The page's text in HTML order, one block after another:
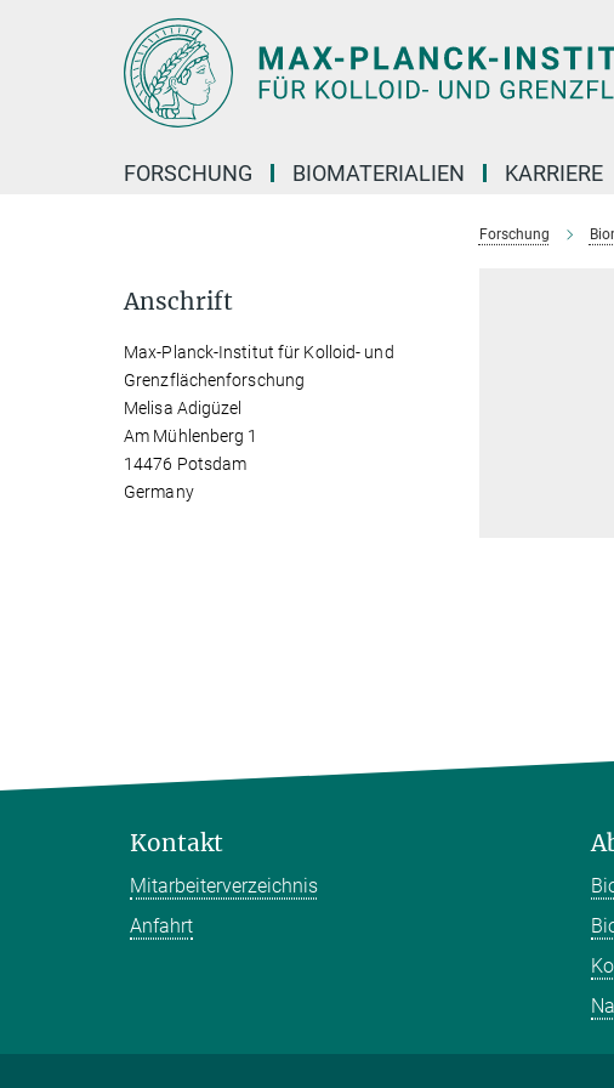
FORSCHUNG BIOMATERIALIEN KARRIERE
Forschung
Anschrift
Max-Planck-Institut für Kolloid- und
Grenzflächenforschung
Melisa Adigüzel
Am Mühlenberg 1
14476 Potsdam
Germany
Kontakt
Mitarbeiterverzeichnis
Anfahrt